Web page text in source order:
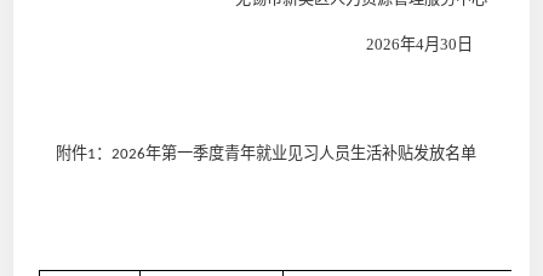
2026年4月30 日
附件1 ： 2026年第一季度青年就业见习人员生活补贴发放名单